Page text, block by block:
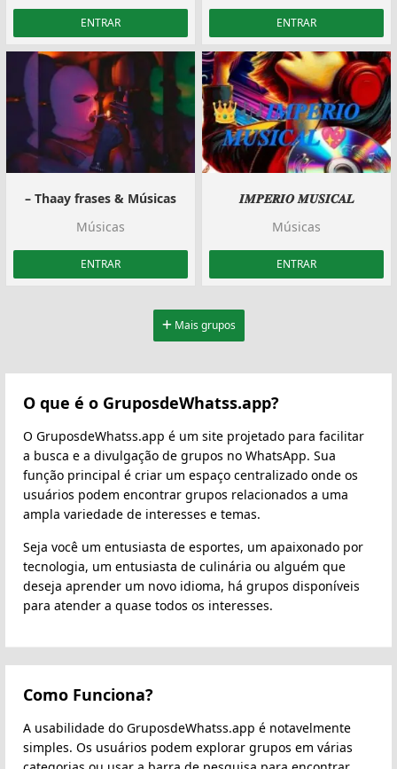
ENTRAR ENTRAR
– Thaay frases & Músicas
Músicas
ENTRAR
𝑰𝑴𝑷𝑬𝑹𝑰𝑶 𝑴𝑼𝑺𝑰𝑪𝑨𝑳
Músicas
ENTRAR
Mais grupos
O que é o GruposdeWhatss.app?
O GruposdeWhatss.app é um site projetado para facilitar
a busca e a divulgação de grupos no WhatsApp. Sua
função principal é criar um espaço centralizado onde os
usuários podem encontrar grupos relacionados a uma
ampla variedade de interesses e temas.
Seja você um entusiasta de esportes, um apaixonado por
tecnologia, um entusiasta de culinária ou alguém que
deseja aprender um novo idioma, há grupos disponíveis
para atender a quase todos os interesses.
Como Funciona?
A usabilidade do GruposdeWhatss.app é notavelmente
simples. Os usuários podem explorar grupos em várias